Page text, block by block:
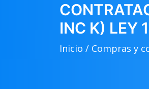
INC K) LEY
Inicio / Compras y